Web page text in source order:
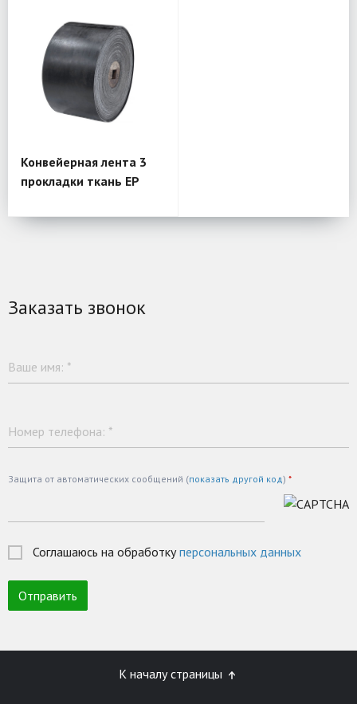
Конвейерная лента 3
прокладки ткань EP
Заказать звонок
Ваше имя: *
Номер телефона: *
Защита от автоматических сообщений (показать другой код) *
Соглашаюсь на обработкуперсональных данных
К началу страницы